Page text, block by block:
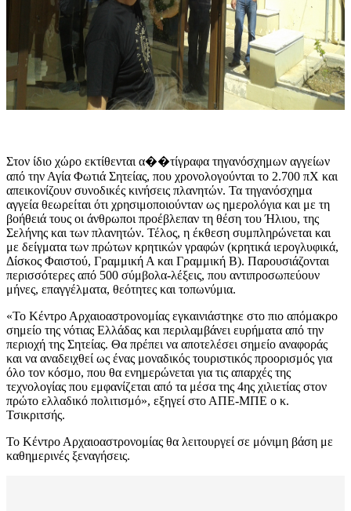
Στον ίδιο χώρο εκτίθενται α��τίγραφα τηγανόσχημων αγγείων
από την Αγία Φωτιά Σητείας, που χρονολογούνται το 2.700 πΧ και
απεικονίζουν συνοδικές κινήσεις πλανητών. Τα τηγανόσχημα
αγγεία θεωρείται ότι χρησιμοποιούνταν ως ημερολόγια και με τη
βοήθειά τους οι άνθρωποι προέβλεπαν τη θέση του Ήλιου, της
Σελήνης και των πλανητών. Τέλος, η έκθεση συμπληρώνεται και
με δείγματα των πρώτων κρητικών γραφών (κρητικά ιερογλυφικά,
Δίσκος Φαιστού, Γραμμική Α και Γραμμική Β). Παρουσιάζονται
περισσότερες από 500 σύμβολα-λέξεις, που αντιπροσωπεύουν
μήνες, επαγγέλματα, θεότητες και τοπωνύμια.
«Το Κέντρο Αρχαιοαστρονομίας εγκαινιάστηκε στο πιο απόμακρο
σημείο της νότιας Ελλάδας και περιλαμβάνει ευρήματα από την
περιοχή της Σητείας. Θα πρέπει να αποτελέσει σημείο αναφοράς
και να αναδειχθεί ως ένας μοναδικός τουριστικός προορισμός για
όλο τον κόσμο, που θα ενημερώνεται για τις απαρχές της
τεχνολογίας που εμφανίζεται από τα μέσα της 4ης χιλιετίας στον
πρώτο ελλαδικό πολιτισμό», εξηγεί στο ΑΠΕ-ΜΠΕ ο κ.
Τσικριτσής.
Το Κέντρο Αρχαιοαστρονομίας θα λειτουργεί σε μόνιμη βάση με
καθημερινές ξεναγήσεις.